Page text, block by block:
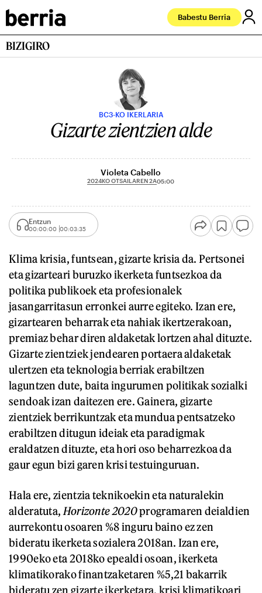
Babestu Berria
BIZIGIRO
BC3-KO IKERLARIA
Gizarte zientzien alde
Violeta Cabello
2024KO OTSAILAREN 2A05:00
Entzun
00:00:00 00:03:35
Klima krisia, funtsean, gizarte krisia da. Pertsonei
eta gizarteari buruzko ikerketa funtsezkoa da
politika publikoek eta profesionalek
jasangarritasun erronkei aurre egiteko. Izan ere,
gizartearen beharrak eta nahiak ikertzerakoan,
premiaz behar diren aldaketak lortzen ahal dituzte.
Gizarte zientziek jendearen portaera aldaketak
ulertzen eta teknologia berriak erabiltzen
laguntzen dute, baita ingurumen politikak sozialki
sendoak izan daitezen ere. Gainera, gizarte
zientziek berrikuntzak eta mundua pentsatzeko
erabiltzen ditugun ideiak eta paradigmak
eraldatzen dituzte, eta hori oso beharrezkoa da
gaur egun bizi garen krisi testuinguruan.
Hala ere, zientzia teknikoekin eta naturalekin
alderatuta, Horizonte 2020programaren deialdien
aurrekontu osoaren %8 inguru baino ez zen
bideratu ikerketa sozialera 2018an. Izan ere,
1990eko eta 2018ko epealdi osoan, ikerketa
klimatikorako finantzaketaren %5,21 bakarrik
bideratu zen gizarte ikerketara, krisi klimatikoari